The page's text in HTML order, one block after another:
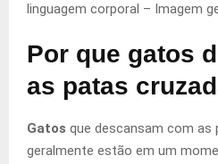
linguagem corporal – Imagem
Por que gatos
as patas
Gatos que descansam com as
geralmente estão em um